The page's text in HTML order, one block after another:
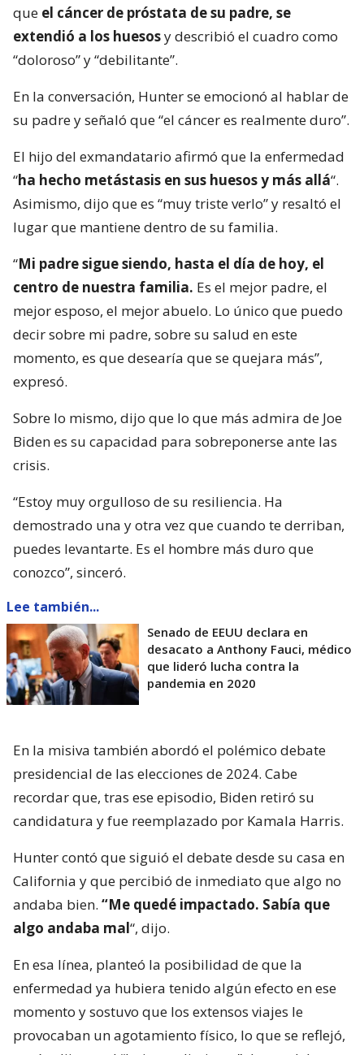
que el cáncer de próstata de su padre, se
extendió a los huesosy describió el cuadro como
“doloroso” y “debilitante”.
En la conversación, Hunter se emocionó al hablar de
su padre y señaló que “el cáncer es realmente duro”.
El hijo del exmandatario afirmó que la enfermedad
“ha hecho metástasis en sus huesos y más allá“.
Asimismo, dijo que es “muy triste verlo” y resaltó el
lugar que mantiene dentro de su familia.
“Mi padre sigue siendo, hasta el día de hoy, el
centro de nuestra familia. Es el mejor padre, el
mejor esposo, el mejor abuelo. Lo único que puedo
decir sobre mi padre, sobre su salud en este
momento, es que desearía que se quejara más”,
expresó.
Sobre lo mismo, dijo que lo que más admira de Joe
Biden es su capacidad para sobreponerse ante las
crisis.
“Estoy muy orgulloso de su resiliencia. Ha
demostrado una y otra vez que cuando te derriban,
puedes levantarte. Es el hombre más duro que
conozco”, sinceró.
Lee también...
Senado de EEUU declara en
desacato a Anthony Fauci, médico
que lideró lucha contra la
pandemia en 2020
En la misiva también abordó el polémico debate
presidencial de las elecciones de 2024. Cabe
recordar que, tras ese episodio, Biden retiró su
candidatura y fue reemplazado por Kamala Harris.
Hunter contó que siguió el debate desde su casa en
California y que percibió de inmediato que algo no
andaba bien. “Me quedé impactado. Sabía que
algo andaba mal“, dijo.
En esa línea, planteó la posibilidad de que la
enfermedad ya hubiera tenido algún efecto en ese
momento y sostuvo que los extensos viajes le
provocaban un agotamiento físico, lo que se reflejó,